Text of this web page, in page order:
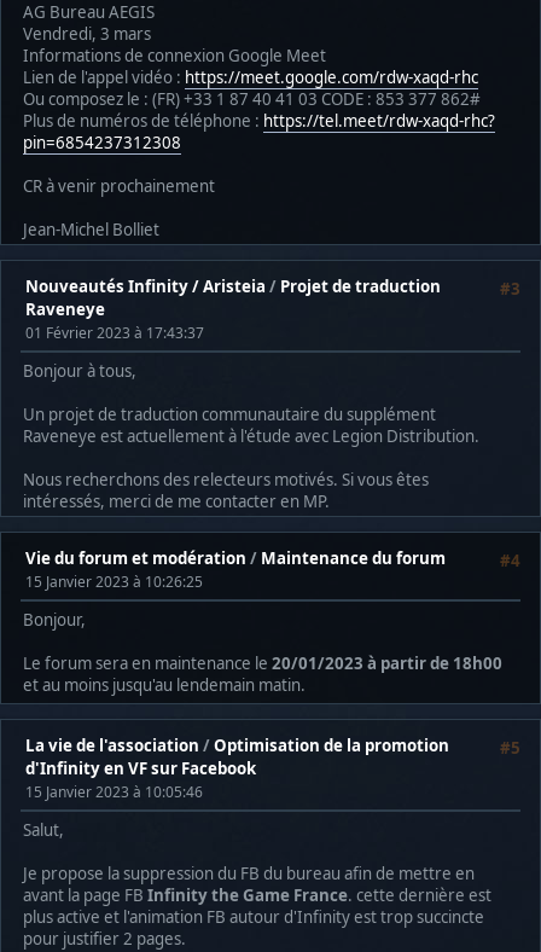
AG Bureau AEGIS
Vendredi, 3 mars
Informations de connexion Google Meet
Lien de l'appel vidéo : https://meet.google.com/rdw-xaqd-rhc
Ou composez le : ‪(FR) +33 1 87 40 41 03‬ CODE : ‪853 377 862‬#
Plus de numéros de téléphone : https://tel.meet/rdw-xaqd-rhc?
pin=6854237312308
CR à venir prochainement
Jean-Michel Bolliet
#3
Nouveautés Infinity / Aristeia / Projet de traduction
Raveneye
01 Février 2023 à 17:43:37
Bonjour à tous,
Un projet de traduction communautaire du supplément
Raveneye est actuellement à l'étude avec Legion Distribution.
Nous recherchons des relecteurs motivés. Si vous êtes
intéressés, merci de me contacter en MP.
#4
Vie du forum et modération / Maintenance du forum
15 Janvier 2023 à 10:26:25
Bonjour,
Le forum sera en maintenance le 20/01/2023 à partir de 18h00
et au moins jusqu'au lendemain matin.
#5
La vie de l'association /Optimisation de la promotion
d'Infinity en VF sur Facebook
15 Janvier 2023 à 10:05:46
Salut,
Je propose la suppression du FB du bureau afin de mettre en
avant la page FB Infinity the Game France. cette dernière est
plus active et l'animation FB autour d'Infinity est trop succincte
pour justifier 2 pages.